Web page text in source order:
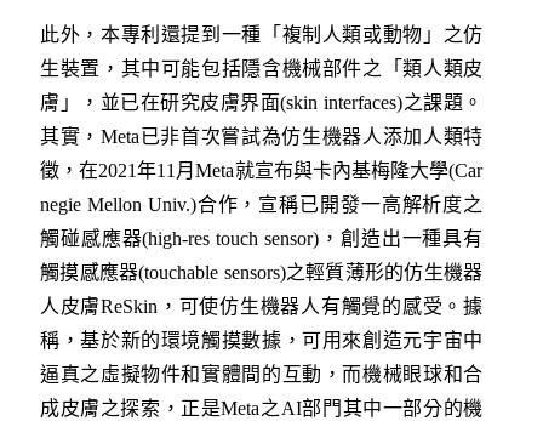
此外，本專利還提到一種「複制人類或動物」之仿
生裝置，其中可能包括隱含機械部件之「類人類皮
膚」，並已在研究皮膚界面(skin interfaces)之課題。
其實，Meta已非首次嘗試為仿生機器人添加人類特
徵，在2021年11月Meta就宣布與卡內基梅隆大學(Car
negie Mellon Univ.)合作，宣稱已開發一高解析度之
觸碰感應器(high-res touch sensor)，創造出一種具有
觸摸感應器(touchable sensors)之輕質薄形的仿生機器
人皮膚ReSkin，可使仿生機器人有觸覺的感受。據
稱，基於新的環境觸摸數據，可用來創造元宇宙中
逼真之虛擬物件和實體間的互動，而機械眼球和合
成皮膚之探索，正是Meta之AI部門其中一部分的機